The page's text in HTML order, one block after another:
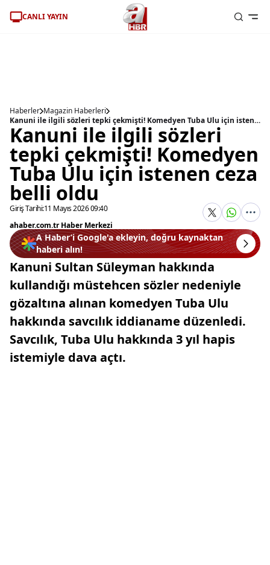
CANLI YAYIN
Haberler Magazin Haberleri
Kanuni ile ilgili sözleri tepki çekmişti! Komedyen Tuba Ulu için istenen ceza belli oldu
Kanuni ile ilgili sözleri
tepki çekmişti! Komedyen
Tuba Ulu için istenen ceza
belli oldu
Giriş Tarihi:11 Mayıs 2026 09:40
ahaber.com.tr Haber Merkezi
A Haber’i Google'a ekleyin, doğru kaynaktan
haberi alın!
Kanuni Sultan Süleyman hakkında
kullandığı müstehcen sözler nedeniyle
gözaltına alınan komedyen Tuba Ulu
hakkında savcılık iddianame düzenledi.
Savcılık, Tuba Ulu hakkında 3 yıl hapis
istemiyle dava açtı.